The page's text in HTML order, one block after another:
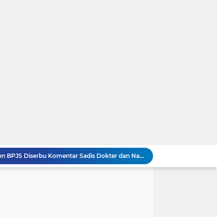
Kronologi Lengkap Pasien BPJS Diserbu Komentar Sadis Dokter dan Nakes usai Mengeluh Sulit Rawat Inap
Yank” Getarkan Banyuwangi